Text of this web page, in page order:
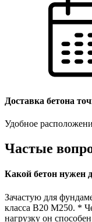
Доставка бетона
Удобное
Частые
Какой бетон нужен
Зачастую для
класса В20 М250. *
нагрузку он